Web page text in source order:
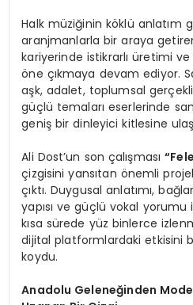
Halk müziğinin köklü anlatım
aranjmanlarla bir araya
kariyerinde istikrarlı üretimi
öne çıkmaya devam ediyor.
aşk, adalet, toplumsal
güçlü temaları eserlerinde
geniş bir dinleyici kitlesine
Ali Dost’un son çalışması
çizgisini yansıtan önemli
çıktı. Duygusal anlatımı,
yapısı ve güçlü vokal
kısa sürede yüz binlerce
dijital platformlardaki etkisini
koydu.
Anadolu Geleneğinden